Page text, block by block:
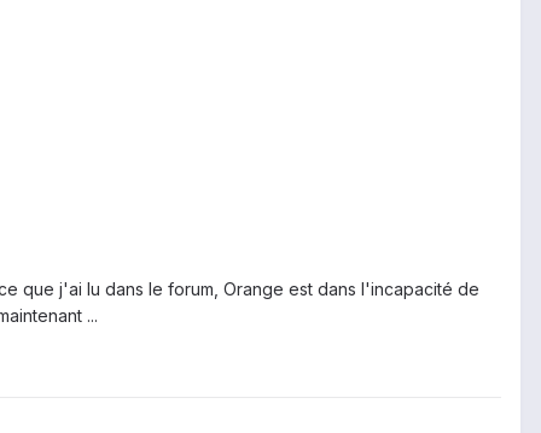
que j'ai lu dans le forum, Orange est dans l'incapacité de
...